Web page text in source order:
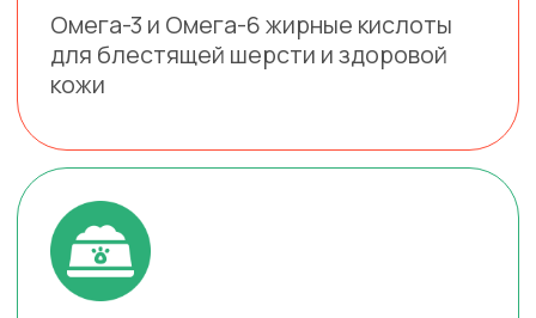
ВОТ ЧТО ГОВОРЯТ
НАШИ
ПОКУПАТЕЛИ